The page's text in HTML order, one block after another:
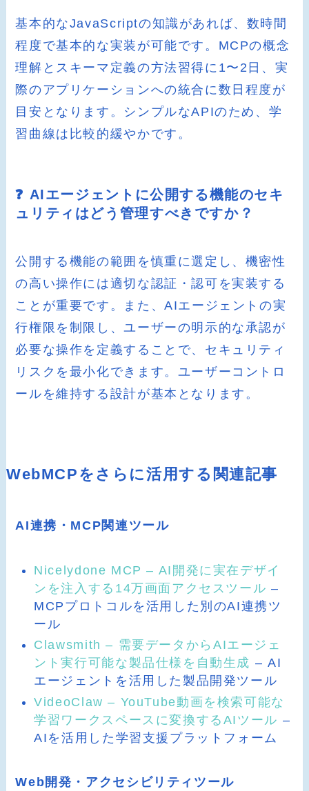
基本的なJavaScriptの知識があれば、数時間
程度で基本的な実装が可能です。MCPの概念
理解とスキーマ定義の方法習得に1〜2日、実
際のアプリケーションへの統合に数日程度が
目安となります。シンプルなAPIのため、学
習曲線は比較的緩やかです。
❓ AIエージェントに公開する機能のセキ
ュリティはどう管理すべきですか？
公開する機能の範囲を慎重に選定し、機密性
の高い操作には適切な認証・認可を実装する
ことが重要です。また、AIエージェントの実
行権限を制限し、ユーザーの明示的な承認が
必要な操作を定義することで、セキュリティ
リスクを最小化できます。ユーザーコントロ
ールを維持する設計が基本となります。
WebMCPをさらに活用する関連記事
AI連携・MCP関連ツール
Nicelydone MCP – AI開発に実在デザイ
ンを注入する14万画面アクセスツール –
MCPプロトコルを活用した別のAI連携ツ
ール
Clawsmith – 需要データからAIエージェ
ント実行可能な製品仕様を自動生成 – AI
エージェントを活用した製品開発ツール
VideoClaw – YouTube動画を検索可能な
学習ワークスペースに変換するAIツール –
AIを活用した学習支援プラットフォーム
Web開発・アクセシビリティツール